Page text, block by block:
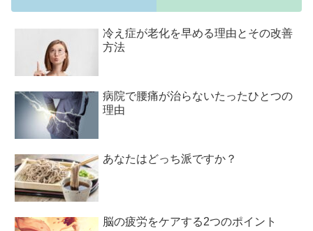
冷え症が老化を早める理由とその改善
方法
病院で腰痛が治らないたったひとつの
理由
あなたはどっち派ですか？
脳の疲労をケアする2つのポイント